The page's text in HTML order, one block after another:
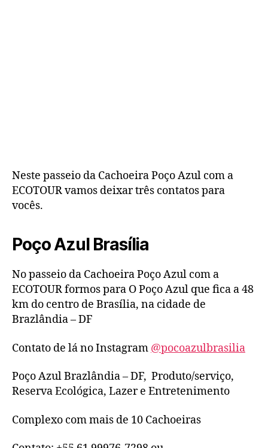
Neste passeio da Cachoeira Poço Azul com a
ECOTOUR vamos deixar três contatos para
vocês.
Poço Azul Brasília
No passeio da Cachoeira Poço Azul com a
ECOTOUR formos para O Poço Azul que fica a 48
km do centro de Brasília, na cidade de
Brazlândia – DF
Contato de lá no Instagram @pocoazulbrasilia
Poço Azul Brazlândia – DF, Produto/serviço,
Reserva Ecológica, Lazer e Entretenimento
Complexo com mais de 10 Cachoeiras